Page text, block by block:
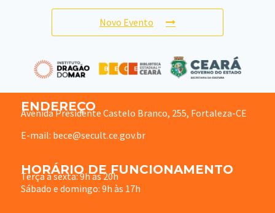
Novo Evento
ENDEREÇO
Avenida Presidente Castelo Branco, 255, Fortaleza-CE
E-mail: bece@secult.ce.gov.br
HORÁRIO DE FUNCIONAMENTO
Terça à sexta: 9h às 20h
Sábado e domingo: 9h às 17h